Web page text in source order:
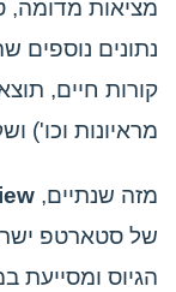
מציאות מדומה,
נתונים
קורות חיים,
מראיונות וכו')
מזה שנתיים,
של סטארטפ
הגיוס ומסייעת